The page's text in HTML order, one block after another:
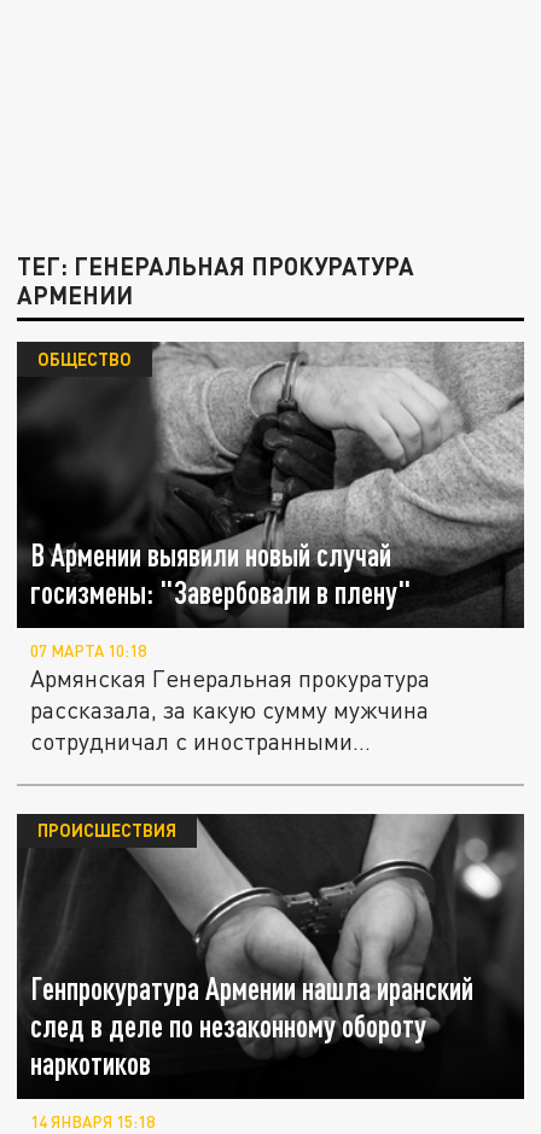
ТЕГ: ГЕНЕРАЛЬНАЯ ПРОКУРАТУРА
АРМЕНИИ
В Армении выявили новый случай
госизмены: "Завербовали в плену"
ОБЩЕСТВО
07 МАРТА 10:18
Армянская Генеральная прокуратура
рассказала, за какую сумму мужчина
сотрудничал с иностранными
Генпрокуратура Армении нашла иранский
след в деле по незаконному обороту
наркотиков
ПРОИСШЕСТВИЯ
14 ЯНВАРЯ 15:18